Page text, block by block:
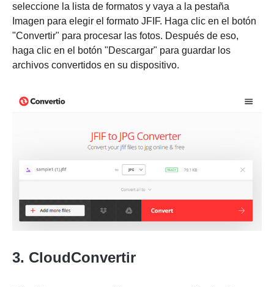
Paso 1.
seleccione la lista de formatos y vaya a la pestaña
Imagen para elegir el formato JFIF. Haga clic en el botón
"Convertir" para procesar las fotos. Después de eso,
haga clic en el botón "Descargar" para guardar los
archivos convertidos en su dispositivo.
3. CloudConvertir